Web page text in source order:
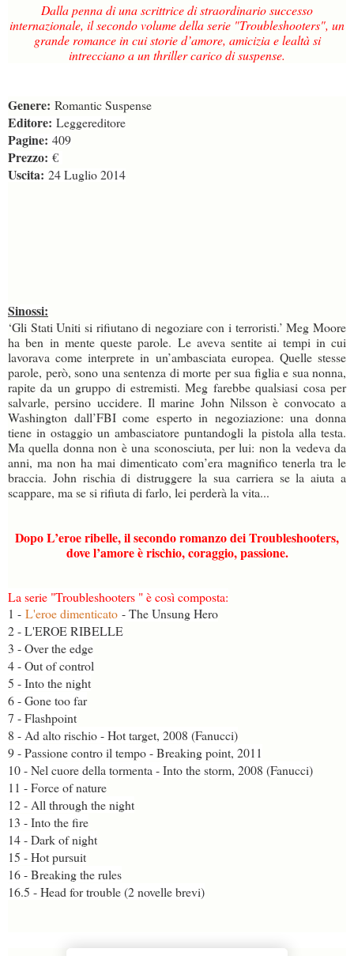
Dalla penna di una scrittrice di straordinario successo
internazionale, il secondo volume della serie "Troubleshooters", un
grande romance in cui storie d’amore, amicizia e lealtà si
intrecciano a un thriller carico di suspense.
Genere: Romantic Suspense
Editore: Leggereditore
Pagine: 409
Prezzo: €
Uscita: 24 Luglio 2014
Sinossi:
‘Gli Stati Uniti si rifiutano di negoziare con i terroristi.’ Meg Moore
ha ben in mente queste parole. Le aveva sentite ai tempi in cui
lavorava come interprete in un’ambasciata europea. Quelle stesse
parole, però, sono una sentenza di morte per sua figlia e sua nonna,
rapite da un gruppo di estremisti. Meg farebbe qualsiasi cosa per
salvarle, persino uccidere. Il marine John Nilsson è convocato a
Washington dall’FBI come esperto in negoziazione: una donna
tiene in ostaggio un ambasciatore puntandogli la pistola alla testa.
Ma quella donna non è una sconosciuta, per lui: non la vedeva da
anni, ma non ha mai dimenticato com’era magnifico tenerla tra le
braccia. John rischia di distruggere la sua carriera se la aiuta a
scappare, ma se si rifiuta di farlo, lei perderà la vita...
Dopo L’eroe ribelle, il secondo romanzo dei Troubleshooters,
dove l’amore è rischio, coraggio, passione.
La serie "Troubleshooters " è così composta:
1 - L'eroe dimenticato - The Unsung Hero
2 - L'EROE RIBELLE
3 - Over the edge
4 - Out of control
5 - Into the night
6 - Gone too far
7 - Flashpoint
8 - Ad alto rischio - Hot target, 2008 (Fanucci)
9 - Passione contro il tempo - Breaking point, 2011
10 - Nel cuore della tormenta - Into the storm, 2008 (Fanucci)
11 - Force of nature
12 - All through the night
13 - Into the fire
14 - Dark of night
15 - Hot pursuit
16 - Breaking the rules
16.5 - Head for trouble (2 novelle brevi)